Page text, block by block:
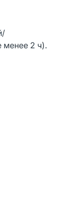
менее 2 ч).